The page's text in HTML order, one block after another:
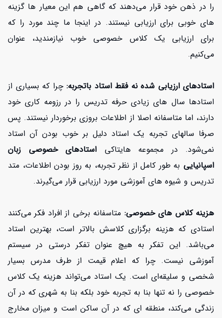
را در ذهن خود قرار می‌دهند که گاهی هم این معیار ها گزینه
های خوبی برای ارزیابی نیستند. در اینجا ما چند مورد را که
برای ارزیابی یک کلاس خصوصی خوب نیازمندید، عنوان
می‌کنیم.
استادهای ارزیابی شده نه فقط استاد باتجربه: چرا که بسیاری از
استادها سال های زیادی حرفه تدریس را در رزومه کاری خود
دارند، اما متاسفانه اصلا از اطلاعات بروزی برخوردار نیستند. پس
صرفا سالهای تجربه یک استاد دلیل بر خوب بودن آن استاد
نمی‌شود. در مجموعه هایتاکی استادهای خصوصی زبان
اسپانیایی به طور کامل از نظر تجربه، به روز بودن اطلاعات، متد
تدریس و شیوه های آموزشی مورد ارزیابی قرار می‌گیرند.
هزینه کلاس های خصوصی: متاسفانه برخی از افراد فکر می‌کنند
استادی که هزینه برگزاری کلاسش بالاتر است، بهترین استاد
می‌باشد. این تفکر به هیچ عنوان تفکر درستی در سیستم
آموزشی نیست. چرا که اعلام قیمت از طرف مدرس بسیار
شخصی و سلیقه‌ای است. یک استاد می‌تواند هزینه یک کلاس
خصوصی را نه تنها بنا به تجربه خود بلکه بنا به شهری که در آن
زندگی می‌کند، منطقه ای که در آن ساکن است و میزان مخارج